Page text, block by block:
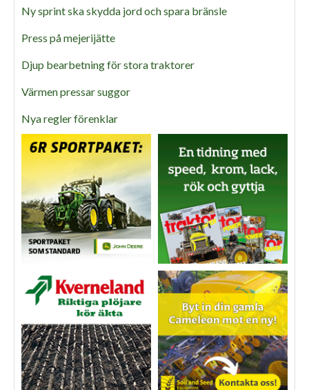
Ny sprint ska skydda jord och spara bränsle
Press på mejerijätte
Djup bearbetning för stora traktorer
Värmen pressar suggor
Nya regler förenklar